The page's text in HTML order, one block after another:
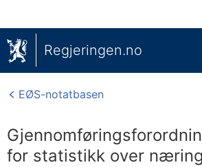
Regjeringen.no
EØS-notatbasen
for statistikk over